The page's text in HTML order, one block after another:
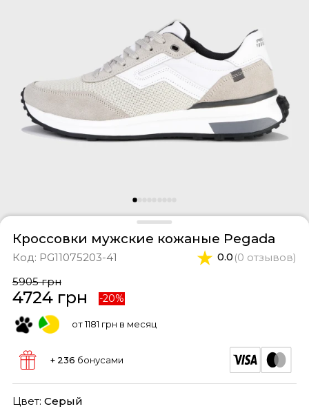
костюмы
Кроссовки мужские кожаные Pegada
Код: PG11075203-41 0.0 (0 отзывов)
5905 грн
4724 грн -20%
от 1181 грн в месяц
+ 236 бонусами
Цвет: Серый